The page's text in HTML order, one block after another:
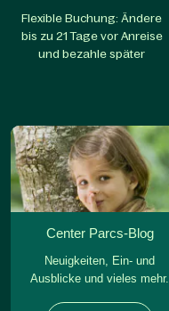
Flexible Buchung: Ändere
bis zu 21 Tage vor Anreise
und bezahle später
Center Parcs-Blog
Neuigkeiten, Ein- und
Ausblicke und vieles mehr.